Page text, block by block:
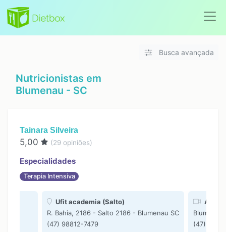
Busca avançada
Nutricionistas em
Blumenau - SC
Tainara Silveira
5,00 (29 opiniões)
Especialidades
Terapia Intensiva
Ufit academia (Salto)
R. Bahia, 2186 - Salto 2186 - Blumenau SC
(47) 98812-7479
Blumenau
(47)